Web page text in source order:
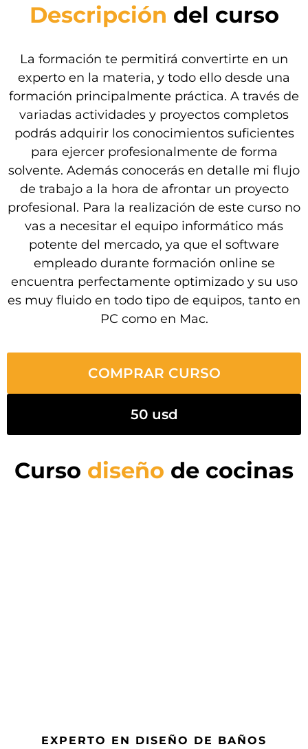
Descripción del curso
La formación te permitirá convertirte en un
experto en la materia, y todo ello desde una
formación principalmente práctica. A través de
variadas actividades y proyectos completos
podrás adquirir los conocimientos suficientes
para ejercer profesionalmente de forma
solvente. Además conocerás en detalle mi flujo
de trabajo a la hora de afrontar un proyecto
profesional. Para la realización de este curso no
vas a necesitar el equipo informático más
potente del mercado, ya que el software
empleado durante formación online se
encuentra perfectamente optimizado y su uso
es muy fluido en todo tipo de equipos, tanto en
PC como en Mac.
COMPRAR CURSO
50 usd
Curso diseño de cocinas
EXPERTO EN DISEÑO DE BAÑOS